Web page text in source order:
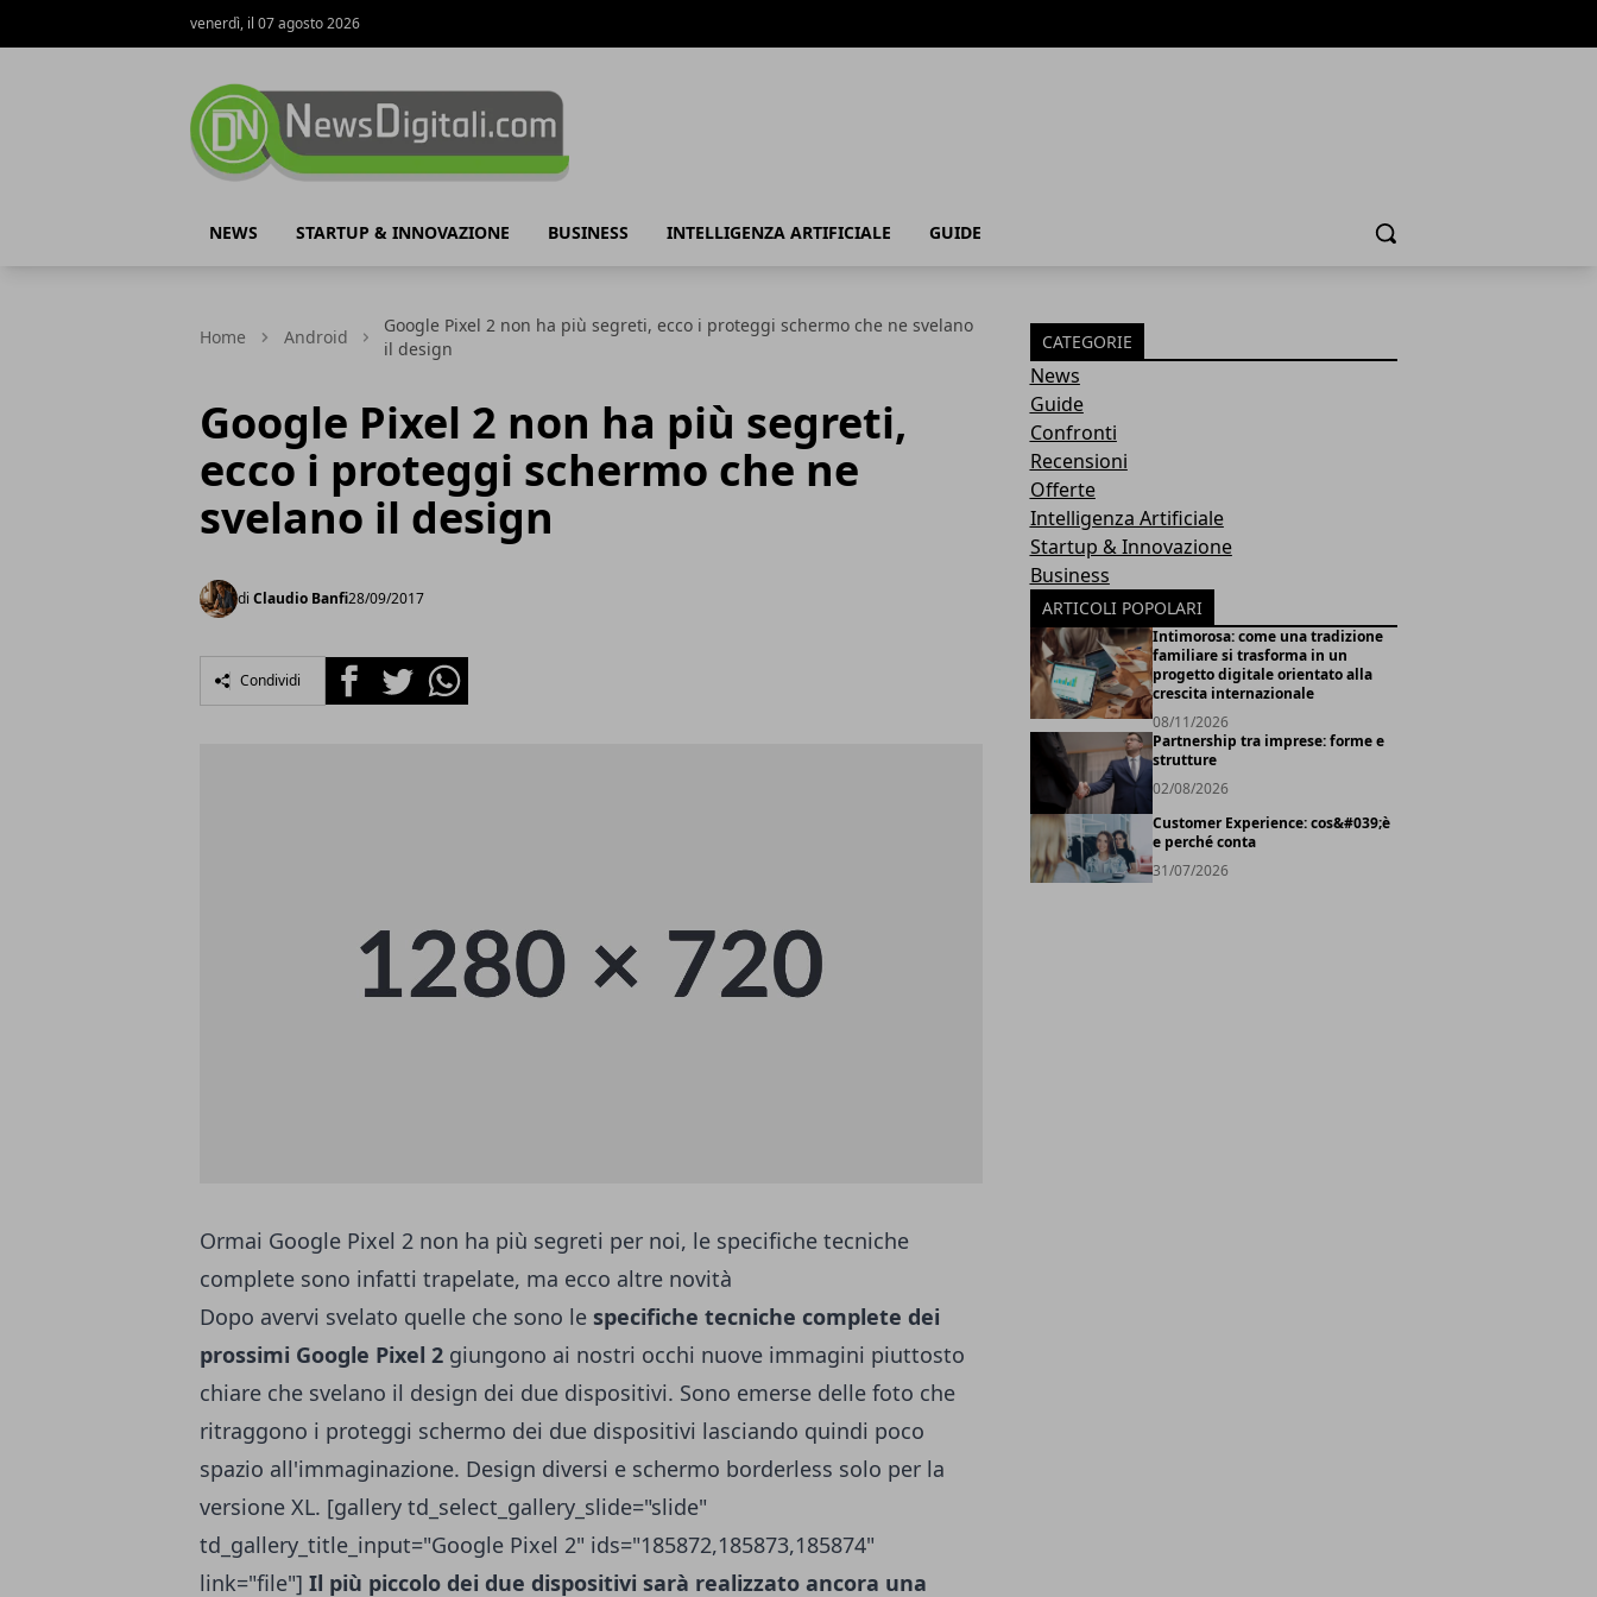
venerdì, il 07 agosto 2026
NEWS STARTUP & INNOVAZIONE BUSINESS INTELLIGENZA ARTIFICIALE GUIDE Cerca
Home Android
Google Pixel 2 non ha più segreti, ecco i proteggi schermo che ne svelano
il design
Google Pixel 2 non ha più segreti,
ecco i proteggi schermo che ne
svelano il design
di Claudio Banfi28/09/2017
Condividi FacebookTwitterWhatsapp
Ormai Google Pixel 2 non ha più segreti per noi, le specifiche tecniche
complete sono infatti trapelate, ma ecco altre novità
Dopo avervi svelato quelle che sono le specifiche tecniche complete dei
prossimi Google Pixel 2 giungono ai nostri occhi nuove immagini piuttosto
chiare che svelano il design dei due dispositivi. Sono emerse delle foto che
ritraggono i proteggi schermo dei due dispositivi lasciando quindi poco
spazio all'immaginazione. Design diversi e schermo borderless solo per la
versione XL. [gallery td_select_gallery_slide="slide"
td_gallery_title_input="Google Pixel 2" ids="185872,185873,185874"
link="file"] Il più piccolo dei due dispositivi sarà realizzato ancora una
CATEGORIE
News
Guide
Confronti
Recensioni
Offerte
Intelligenza Artificiale
Startup & Innovazione
Business
ARTICOLI POPOLARI
Intimorosa: come una tradizione
familiare si trasforma in un
progetto digitale orientato alla
crescita internazionale
08/11/2026
Partnership tra imprese: forme e
strutture
02/08/2026
Customer Experience: cos&#039;è
e perché conta
31/07/2026